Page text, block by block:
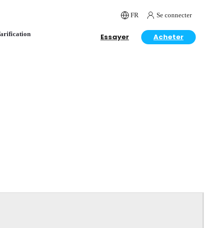
FR Se connecter
Essayer Acheter